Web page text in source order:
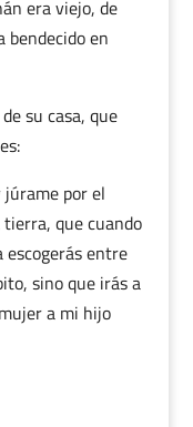
era viejo, de
bendecido en
su casa, que
por el
tierra, que cuando
entre
sino que irás a
a mi hijo